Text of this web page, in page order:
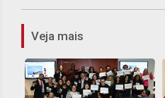
Veja mais